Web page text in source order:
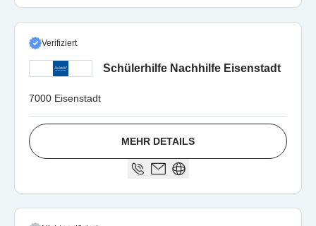
Verifiziert
Schülerhilfe Nachhilfe Eisenstadt
7000 Eisenstadt
MEHR DETAILS